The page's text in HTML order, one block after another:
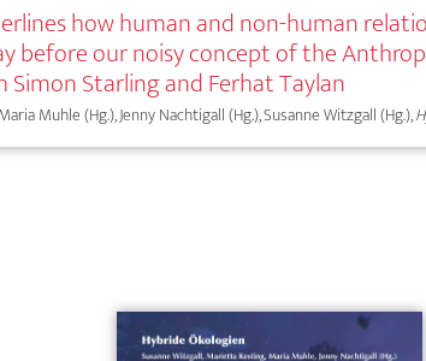
how human and non-human
before our noisy concept of the
Starling and Ferhat Taylan
Muhle (Hg.), Jenny Nachtigall (Hg.), Susanne Witzgall (Hg.),